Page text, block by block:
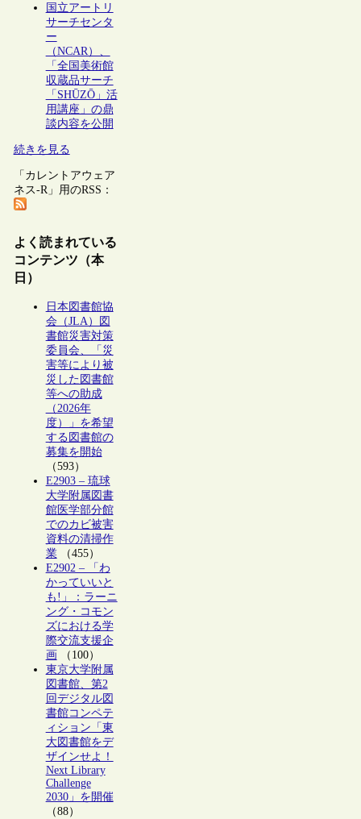
国立アートリ
サーチセンタ
ー
（NCAR）、
「全国美術館
収蔵品サーチ
「SHŪZŌ」活
用講座」の鼎
談内容を公開
続きを見る
「カレントアウェア
ネス-R」用のRSS：
よく読まれている
コンテンツ（本
日）
日本図書館協
会（JLA）図
書館災害対策
委員会、「災
害等により被
災した図書館
等への助成
（2026年
度）」を希望
する図書館の
募集を開始
（593）
E2903 – 琉球
大学附属図書
館医学部分館
でのカビ被害
資料の清掃作
業（455）
E2902 – 「わ
かっていいと
も!」：ラーニ
ング・コモン
ズにおける学
際交流支援企
画 （100）
東京大学附属
図書館、第2
回デジタル図
書館コンペテ
ィション「東
大図書館をデ
ザインせよ！
Next Library
Challenge
2030」を開催
（88）